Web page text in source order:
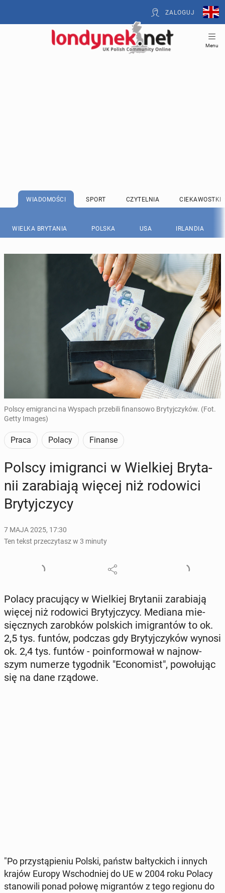
ZALOGUJ
Menu
WIADOMOŚCI SPORT CZYTELNIA CIEKAWOSTKI
WIELKA BRYTANIA POLSKA USA IRLANDIA
Polscy emigranci na Wyspach przebili finansowo Brytyjczyków. (Fot.
Getty Images)
Praca Polacy Finanse
Polscy imi­gran­ci w Wiel­kiej Bry­ta­
nii za­ra­bia­ją więcej niż ro­do­wi­ci
Bry­tyj­czy­cy
7 MAJA 2025, 17:30
Ten tekst przeczytasz w 3 minuty
Polacy pra­cu­ją­cy w Wiel­kiej Bry­ta­nii za­ra­bia­ją
więcej niż ro­do­wi­ci Bry­tyj­czy­cy. Mediana mie­
sięcz­nych za­rob­ków pol­skich imi­gran­tów to ok.
2,5 tys. funtów, podczas gdy Bry­tyj­czy­ków wynosi
ok. 2,4 tys. funtów - po­in­for­mo­wał w naj­now­
szym numerze ty­go­dnik "Eco­no­mist", po­wo­łu­jąc
się na dane rządowe.
"Po przy­stą­pie­niu Polski, państw bał­tyc­kich i innych
krajów Europy Wschod­niej do UE w 2004 roku Polacy
sta­no­wi­li ponad połowę mi­gran­tów z tego regionu do